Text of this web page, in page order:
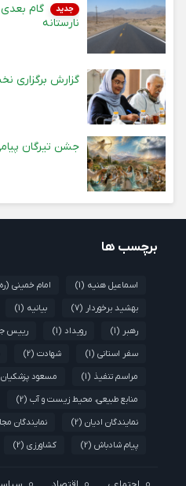
جدید
گام
نارستانه
گزارش برگزاری
جشن تیرگان
برچسب ها
اسماعیل هنیه (1) امام خمینی
بهشید برخوردار (7) بیانیه (1)
رهبر (1) رویداد (1) رییس
سفر استانی (1) شهادت (2)
مراسم تنفیذ (1) مسعود پزشکیان
منابع طبیعی، محیط زیست و آب (2)
نمایندگان ادیان (2) نمایندگان
پیام شادباش (2) کشاورزی (2)